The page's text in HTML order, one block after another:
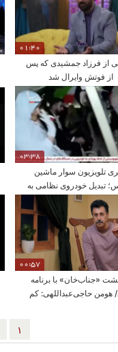
01:40
از فرزاد جمشیدی که پس
از فوتش وایرال شد
03:38
تلویزیون سوار ماشین
تبدیل خودروی نظامی به
ماشین عروس!
00:57
«جناب‌خان» با برنامه
هومن حاجی‌عبداللهی: کم
١